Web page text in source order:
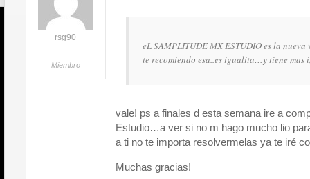
rsg90
Miembro
eL SAMPLITUDE MX ESTUDIO es la
te recomiendo esa..es igualita…y tiene mas
vale! ps a finales d esta semana ire a
Estudio…a ver si no m hago mucho lio
a ti no te importa resolvermelas ya te iré
Muchas gracias!